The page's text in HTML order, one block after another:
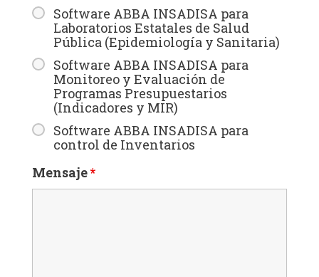
Software ABBA INSADISA para
Laboratorios Estatales de Salud
Pública (Epidemiología y Sanitaria)
Software ABBA INSADISA para
Monitoreo y Evaluación de
Programas Presupuestarios
(Indicadores y MIR)
Software ABBA INSADISA para
control de Inventarios
Mensaje*